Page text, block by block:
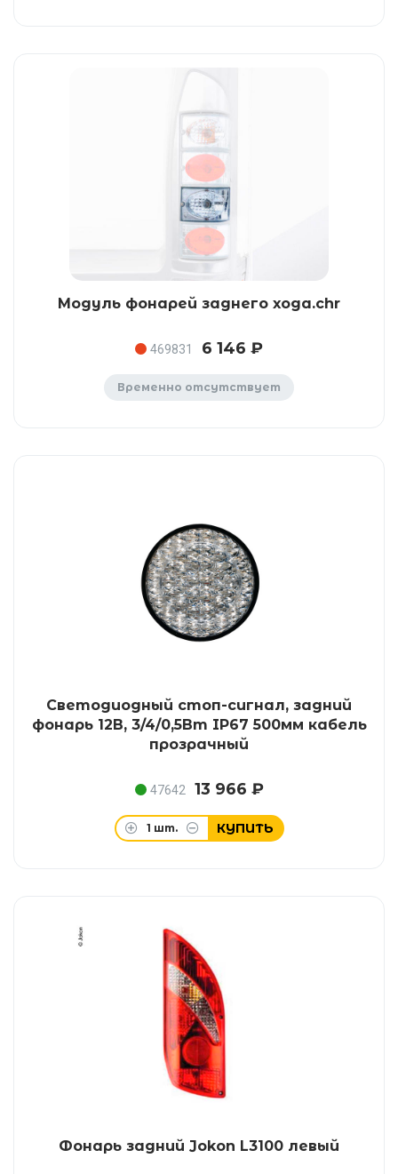
Модуль фонарей заднего хода.chr
469831 6 146 ₽
Временно отсутствует
Светодиодный стоп-сигнал, задний
фонарь 12В, 3/4/0,5Вт IP67 500мм кабель
прозрачный
47642 13 966 ₽
1 шт. КУПИТЬ
Фонарь задний Jokon L3100 левый